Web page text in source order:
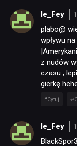
le_Fey
plabo@
wpływu
z nudów
czasu ,
gierkę
Cytuj
le_Fey